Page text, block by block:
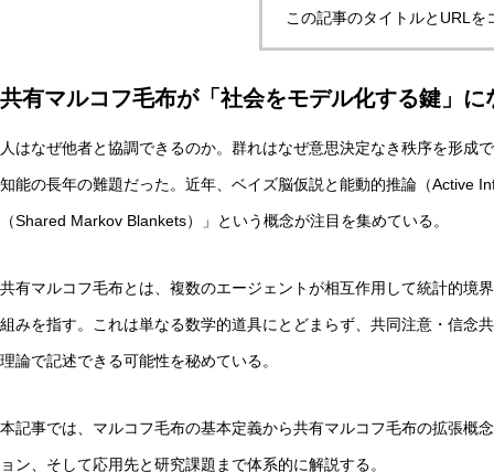
AI研究
量子デコヒーレンスとエナクティビズム――「意味の安定
この記事のタイトルとURLを
共有マルコフ毛布が「社会をモデル化する鍵」に
人はなぜ他者と協調できるのか。群れはなぜ意思決定なき秩序を形成
知能の長年の難題だった。近年、ベイズ脳仮説と能動的推論（Active
（Shared Markov Blankets）」という概念が注目を集めている。
共有マルコフ毛布とは、複数のエージェントが相互作用して統計的境
組みを指す。これは単なる数学的道具にとどまらず、共同注意・信念
理論で記述できる可能性を秘めている。
本記事では、マルコフ毛布の基本定義から共有マルコフ毛布の拡張概
ョン、そして応用先と研究課題まで体系的に解説する。